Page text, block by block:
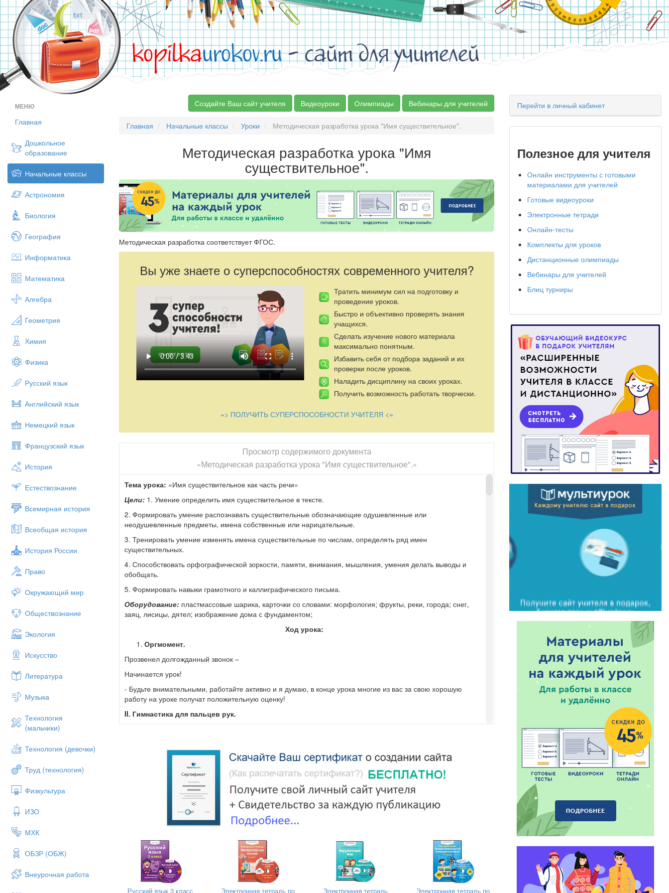
kopilkaurokov.ru- сайт для учителей
МЕНЮ
Главная
Дошкольное
образование
Начальные классы
Астрономия
Биология
География
Информатика
Математика
Алгебра
Геометрия
Химия
Физика
Русский язык
Английский язык
Немецкий язык
Французский язык
История
Естествознание
Всемирная история
Всеобщая история
История России
Право
Окружающий мир
Обществознание
Экология
Искусство
Литература
Музыка
Технология
(мальчики)
Технология (девочки)
Труд (технология)
Физкультура
ИЗО
МХК
ОБЗР (ОБЖ)
Внеурочная работа
Создайте Ваш сайт учителя Видеоуроки Олимпиады Вебинары для учителей
Главная Начальные классы Уроки Методическая разработка урока "Имя существительное".
Методическая разработка урока "Имя
существительное".
Методическая разработка соответствует ФГОС.
Вы уже знаете о суперспособностях современного учителя?
Тратить минимум сил на подготовку и
проведение уроков.
Быстро и объективно проверять знания
учащихся.
Сделать изучение нового материала
максимально понятным.
Избавить себя от подбора заданий и их
проверки после уроков.
Наладить дисциплину на своих уроках.
Получить возможность работать творчески.
=> ПОЛУЧИТЬ СУПЕРСПОСОБНОСТИ УЧИТЕЛЯ <=
Просмотр содержимого документа
«Методическая разработка урока "Имя существительное".»
Тема урока: «Имя существительное как часть речи»
Цели: 1. Умение определить имя существительное в тексте.
2. Формировать умение распознавать существительные обозначающие одушевленные или
неодушевленные предметы, имена собственные или нарицательные.
3. Тренировать умение изменять имена существительные по числам, определять ряд имен
существительных.
4. Способствовать орфографической зоркости, памяти, внимания, мышления, умения делать выводы и
обобщать.
5. Формировать навыки грамотного и каллиграфического письма.
Оборудование: пластмассовые шарика, карточки со словами: морфология; фрукты, реки, города; снег,
заяц, лисицы, дятел; изображение дома с фундаментом;
Ход урока:
Оргмомент.
Прозвенел долгожданный звонок –
Начинается урок!
- Будьте внимательными, работайте активно и я думаю, в конце урока многие из вас за свою хорошую
работу на уроке получат положительную оценку!
II. Гимнастика для пальцев рук.
пластмассовых шариков. (выполняют гимнастику за учителем).
Запишите число, классная работа.
Сообщение темы и цели урока; Словарная работа
Прочитайте слова.
Снегопад, корова, нефть, собака, голубой.
- Какое слово лишнее? Почему? (Голубой – это имя прилагательное.)
- К какой части речи относятся остальные слова? (Имена существительные.)
- Итак, сегодня мы с вами обобщим знания об имени существительном и сделаем некоторые выводы.
- А что вы уже знаете об этой части речи? (Имя существительное – это часть речи, которая отвечает на
вопросы кто? или что? и обозначает предмет)
Русский язык 3 класс
Электронная тетрадь по
Электронная тетрадь
Электронная тетрадь по
Перейти в личный кабинет
Полезное для учителя
Онлайн инструменты с готовыми
материалами для учителей
Готовые видеоуроки
Электронные тетради
Онлайн-тесты
Комплекты для уроков
Дистанционные олимпиады
Вебинары для учителей
Блиц турниры